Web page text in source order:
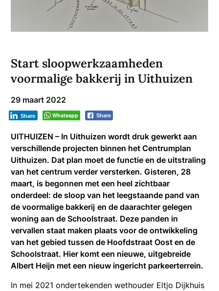
Start sloopwerkzaamheden
voormalige bakkerij in Uithuizen
29 maart 2022
Whatsapp Share
Share
UITHUIZEN – In Uithuizen wordt druk gewerkt aan
verschillende projecten binnen het Centrumplan
Uithuizen. Dat plan moet de functie en de uitstraling
van het centrum verder versterken. Gisteren, 28
maart, is begonnen met een heel zichtbaar
onderdeel: de sloop van het leegstaande pand van
de voormalige bakkerij en de daarachter gelegen
woning aan de Schoolstraat. Deze panden in
vervallen staat maken plaats voor de ontwikkeling
van het gebied tussen de Hoofdstraat Oost en de
Schoolstraat. Hier komt een nieuwe, uitgebreide
Albert Heijn met een nieuw ingericht parkeerterrein.
In mei 2021 ondertekenden wethouder Eltjo Dijkhuis